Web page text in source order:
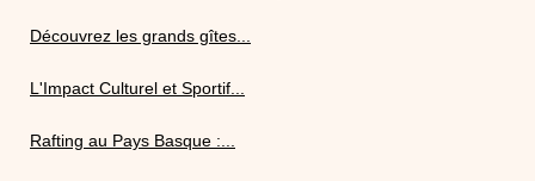
Découvrez les grands gîtes...
L'Impact Culturel et Sportif...
Rafting au Pays Basque :...